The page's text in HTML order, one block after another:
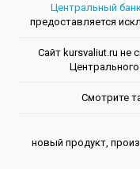
Центральный
предоставляется
Сайт kursvaliut.ru не
Смотрите
новый продукт,